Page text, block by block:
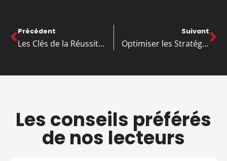
Précédent
Les Clés de la Réussite pour Gérer une PME Efficacement
Suivant
Optimiser les Stratégies de Marketing pour les PME: Conseils et Astuces Pratiques
Les conseils préférés
de nos lecteurs